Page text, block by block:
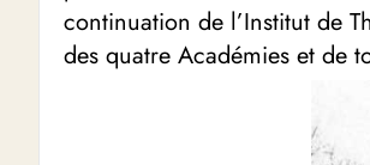
continuation de l’Institut de
des quatre Académies et de